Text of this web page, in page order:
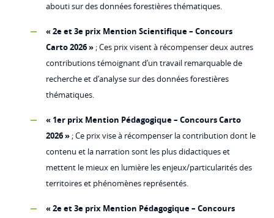
abouti sur des données forestières thématiques.
« 2e et 3e prix Mention Scientifique – Concours
Carto 2026 »; Ces prix visent à récompenser deux autres
contributions témoignant d’un travail remarquable de
recherche et d’analyse sur des données forestières
thématiques.
« 1er prix Mention Pédagogique – Concours Carto
2026 »; Ce prix vise à récompenser la contribution dont le
contenu et la narration sont les plus didactiques et
mettent le mieux en lumière les enjeux/particularités des
territoires et phénomènes représentés.
« 2e et 3e prix Mention Pédagogique – Concours